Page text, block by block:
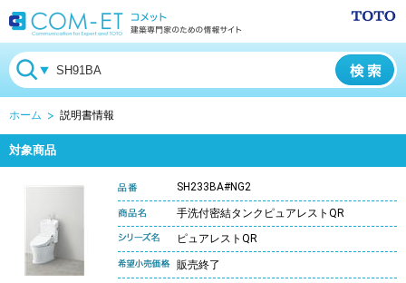
ホーム 説明書情報
対象商品
SH233BA#NG2
手洗付密結タンクピュアレストQR
ピュアレストQR
販売終了